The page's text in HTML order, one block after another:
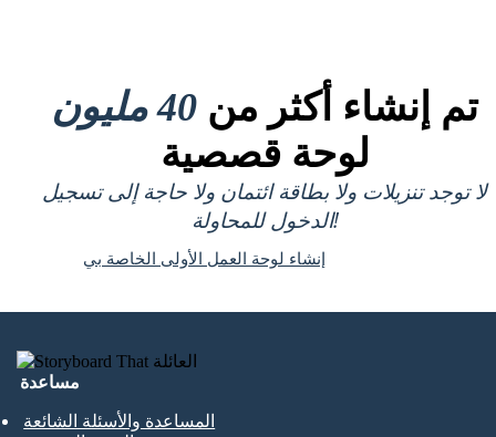
تم إنشاء أكثر من 40 مليون
لوحة قصصية
لا توجد تنزيلات ولا بطاقة ائتمان ولا حاجة إلى تسجيل
الدخول للمحاولة!
إنشاء لوحة العمل الأولى الخاصة بي
مساعدة
المساعدة والأسئلة الشائعة